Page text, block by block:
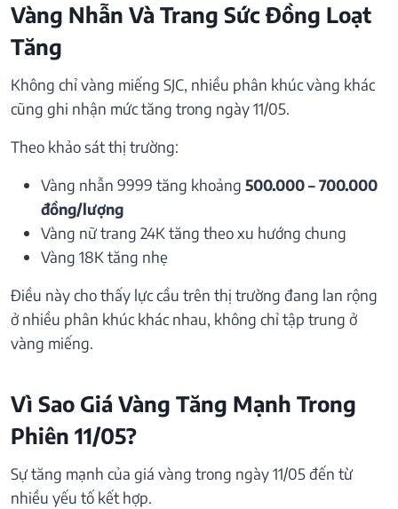
Vàng Nhẫn Và Trang Sức Đồng Loạt
Tăng
Không chỉ vàng miếng SJC, nhiều phân khúc vàng khác
cũng ghi nhận mức tăng trong ngày 11/05.
Theo khảo sát thị trường:
Vàng nhẫn 9999 tăng khoảng 500.000 – 700.000
đồng/lượng
Vàng nữ trang 24K tăng theo xu hướng chung
Vàng 18K tăng nhẹ
Điều này cho thấy lực cầu trên thị trường đang lan rộng
ở nhiều phân khúc khác nhau, không chỉ tập trung ở
vàng miếng.
Vì Sao Giá Vàng Tăng Mạnh Trong
Phiên 11/05?
Sự tăng mạnh của giá vàng trong ngày 11/05 đến từ
nhiều yếu tố kết hợp.